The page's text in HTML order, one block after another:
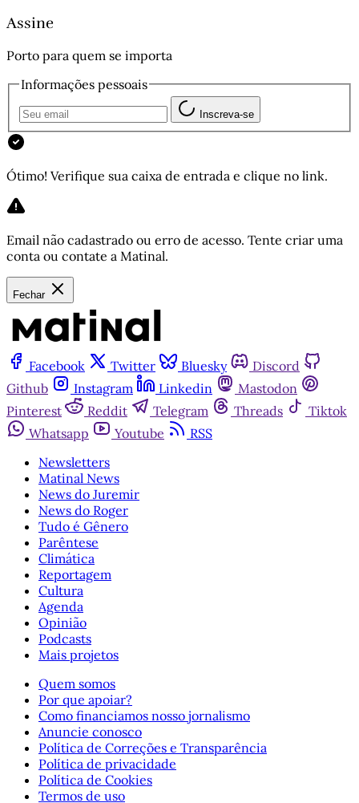
Assine
Porto para quem se importa
Informações pessoais
Inscreva-se
Ótimo! Verifique sua caixa de entrada e clique no link.
Email não cadastrado ou erro de acesso. Tente criar uma
conta ou contate a Matinal.
Fechar
Facebook Twitter Bluesky
Discord
Github
Instagram Linkedin
Mastodon
Pinterest
Reddit Telegram Threads
Tiktok
Whatsapp
Youtube
RSS
Newsletters
Matinal News
News do Juremir
News do Roger
Tudo é Gênero
Parêntese
Climática
Reportagem
Cultura
Agenda
Opinião
Podcasts
Mais projetos
Quem somos
Por que apoiar?
Como financiamos nosso jornalismo
Anuncie conosco
Política de Correções e Transparência
Política de privacidade
Política de Cookies
Termos de uso